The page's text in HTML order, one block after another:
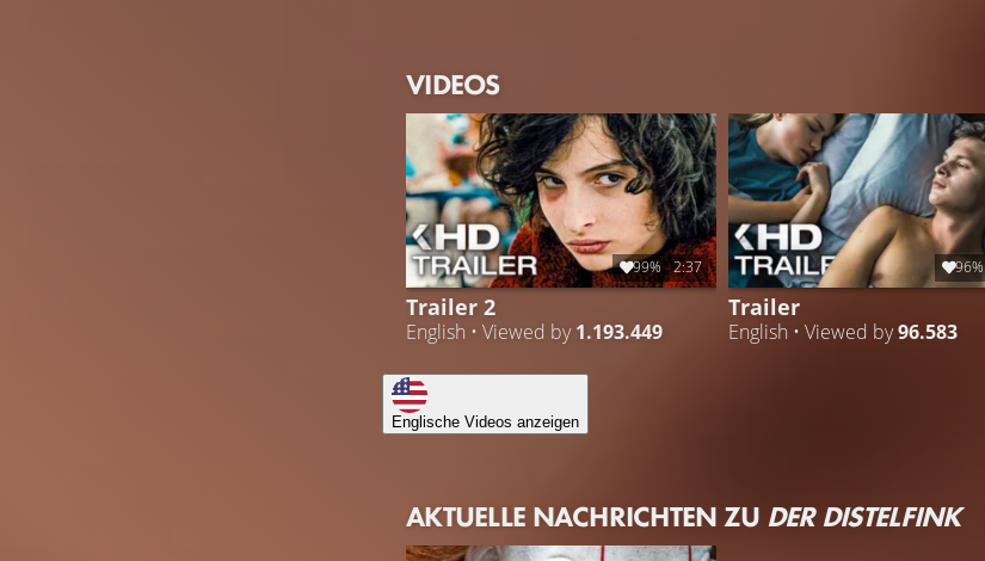
VIDEOS
99% 2:37
Trailer 2
English • Viewed by1.193.449
96%
Trailer
English • Viewed by96.583
Englische Videos anzeigen
AKTUELLE NACHRICHTEN ZU DER DISTELFINK